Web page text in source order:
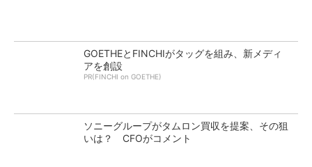
GOETHEとFINCHIがタッグを組み、新メディ
アを創設
PR(FINCHI on GOETHE)
ソニーグループがタムロン買収を提案、その狙
いは？ CFOがコメント